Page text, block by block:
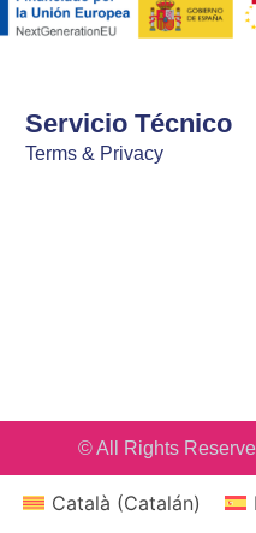
Servicio Técnico
Terms & Privacy
© All Rights
Català (Catalán)